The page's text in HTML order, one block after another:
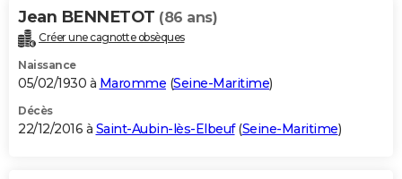
Jean BENNETOT (86 ans)
Créer une cagnotte obsèques
Naissance
05/02/1930 à Maromme (Seine-Maritime)
Décès
22/12/2016 à Saint-Aubin-lès-Elbeuf(Seine-Maritime)